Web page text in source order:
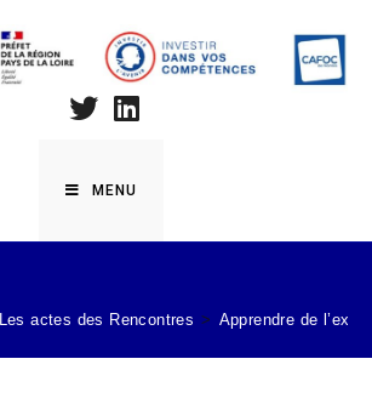
MENU
Les actes des Rencontres > Apprendre de